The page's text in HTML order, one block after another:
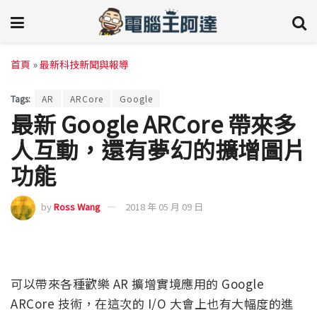
首頁 »最新科技新聞與報導
Tags: AR ARCore Google
最新 Google ARCore 帶來多
人互動，還有夢幻的擴增圖片
功能
byRoss Wang 2018 年 05 月 09 日
可以帶來各種歡樂 AR 擴增實境應用的 Google
ARCore 技術，在這次的 I/O 大會上也有大幅度的進